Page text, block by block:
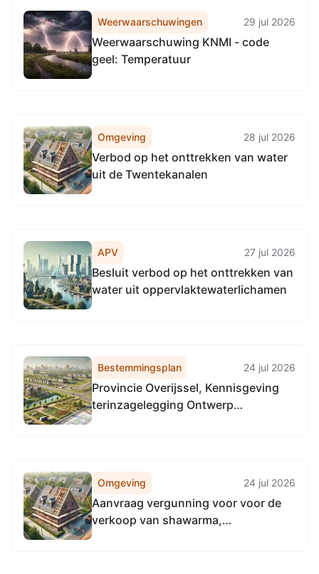
Weerwaarschuwingen 29 jul 2026
Weerwaarschuwing KNMI - code
geel: Temperatuur
Omgeving 28 jul 2026
Verbod op het onttrekken van water
uit de Twentekanalen
APV 27 jul 2026
Besluit verbod op het onttrekken van
water uit oppervlaktewaterlichamen
Bestemmingsplan 24 jul 2026
Provincie Overijssel, Kennisgeving
terinzagelegging Ontwerp
Omgeving 24 jul 2026
Aanvraag vergunning voor voor de
verkoop van shawarma,